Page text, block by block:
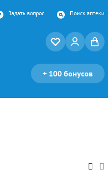
Задать вопрос Поиск аптеки
+ 100 бонусов